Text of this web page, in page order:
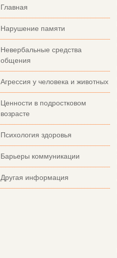
Главная
Нарушение памяти
Невербальные средства
общения
Агрессия у человека и животных
Ценности в подростковом
возрасте
Психология здоровья
Барьеры коммуникации
Другая информация